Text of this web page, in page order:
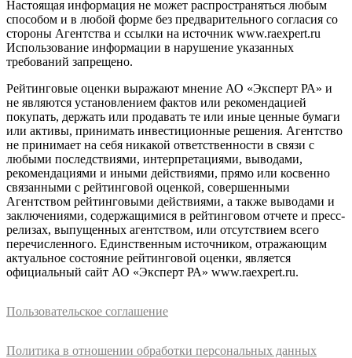
Настоящая информация не может распространяться любым
способом и в любой форме без предварительного согласия со
стороны Агентства и ссылки на источник www.raexpert.ru
Использование информации в нарушение указанных
требований запрещено.
Рейтинговые оценки выражают мнение АО «Эксперт РА» и
не являются установлением фактов или рекомендацией
покупать, держать или продавать те или иные ценные бумаги
или активы, принимать инвестиционные решения. Агентство
не принимает на себя никакой ответственности в связи с
любыми последствиями, интерпретациями, выводами,
рекомендациями и иными действиями, прямо или косвенно
связанными с рейтинговой оценкой, совершенными
Агентством рейтинговыми действиями, а также выводами и
заключениями, содержащимися в рейтинговом отчете и пресс-
релизах, выпущенных агентством, или отсутствием всего
перечисленного. Единственным источником, отражающим
актуальное состояние рейтинговой оценки, является
официальный сайт АО «Эксперт РА» www.raexpert.ru.
Пользовательское соглашение
Политика в отношении обработки персональных данных